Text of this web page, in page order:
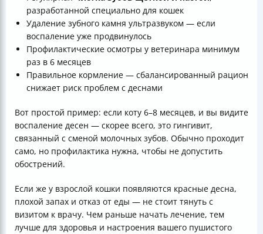
разработанной специально для кошек
Удаление зубного камня ультразвуком — если
воспаление уже продвинулось
Профилактические осмотры у ветеринара минимум
раз в 6 месяцев
Правильное кормление — сбалансированный рацион
снижает риск проблем с деснами
Вот простой пример: если коту 6–8 месяцев, и вы видите
воспаление десен — скорее всего, это гингивит,
связанный с сменой молочных зубов. Обычно проходит
само, но профилактика нужна, чтобы не допустить
обострений.
Если же у взрослой кошки появляются красные десна,
плохой запах и отказ от еды — не стоит тянуть с
визитом к врачу. Чем раньше начать лечение, тем
лучше для здоровья и настроения вашего пушистого